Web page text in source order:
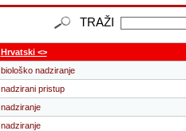
TRAŽI
Hrvatski <>
biološko nadziranje
nadzirani pristup
nadziranje
nadziranje